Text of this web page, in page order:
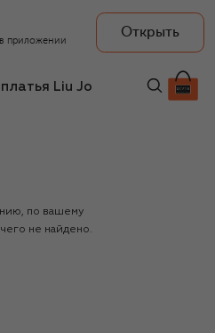
приложении
Открыть
Liu Jo
по вашему
не найдено.